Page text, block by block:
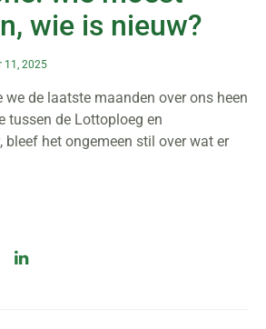
wie is nieuw?
11, 2025
we de laatste maanden over ons heen
tussen de Lottoploeg en
bleef het ongemeen stil over wat er